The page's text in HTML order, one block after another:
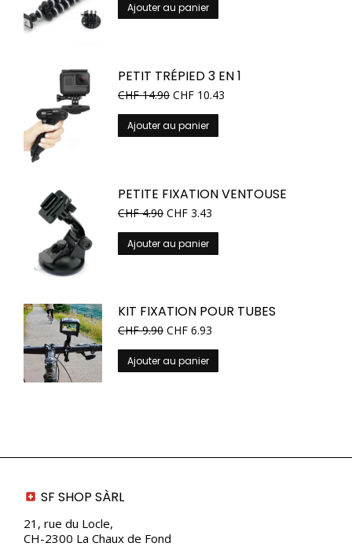
Ajouter au panier
PETIT TRÉPIED 3 EN 1
CHF14.90 CHF 10.43
Ajouter au panier
PETITE FIXATION VENTOUSE
CHF4.90 CHF 3.43
Ajouter au panier
KIT FIXATION POUR TUBES
CHF9.90 CHF 6.93
Ajouter au panier
SF SHOP SÀRL
21, rue du Locle,
CH-2300 La Chaux de Fond